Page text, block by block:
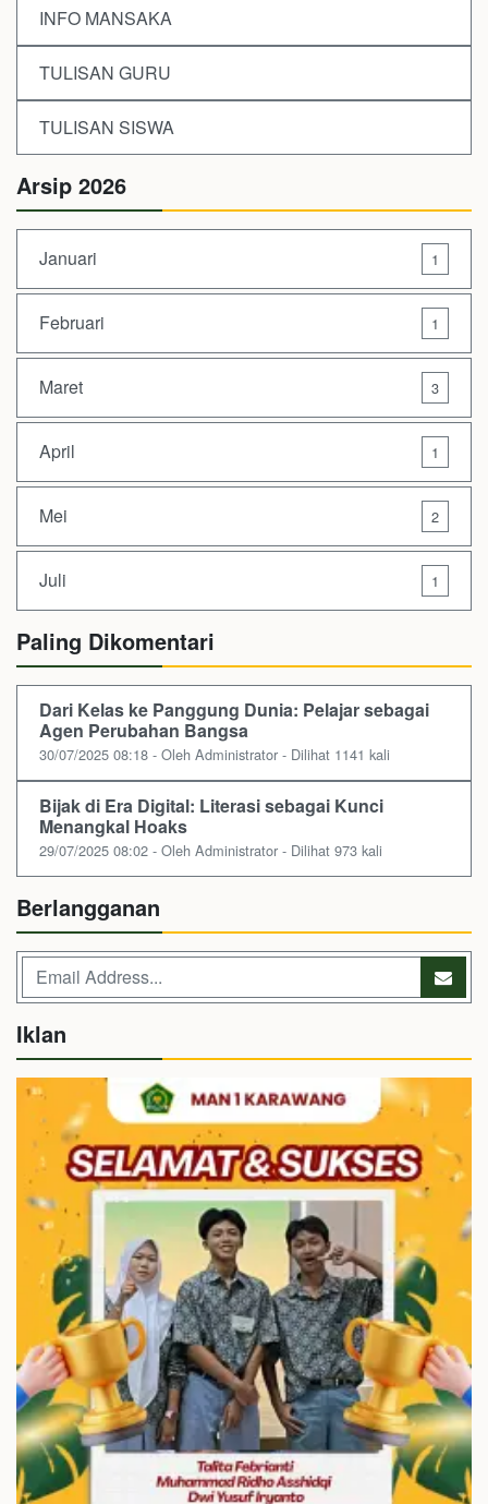
INFO MANSAKA
TULISAN GURU
TULISAN SISWA
Arsip 2026
Januari 1
Februari 1
Maret 3
April 1
Mei 2
Juli 1
Paling Dikomentari
Dari Kelas ke Panggung Dunia: Pelajar sebagai
Agen Perubahan Bangsa
30/07/2025 08:18 - Oleh Administrator - Dilihat 1141 kali
Bijak di Era Digital: Literasi sebagai Kunci
Menangkal Hoaks
29/07/2025 08:02 - Oleh Administrator - Dilihat 973 kali
Berlangganan
Iklan